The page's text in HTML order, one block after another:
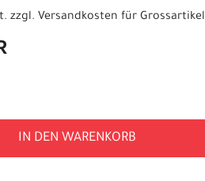
zzgl. Versandkosten für Grossartikel
IN DEN WARENKORB